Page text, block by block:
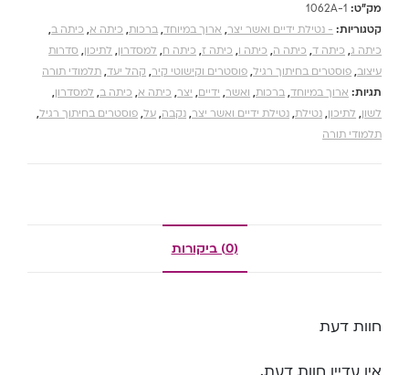
מק"ט: 1062A-1
קטגוריות: - נטילת ידיים ואשר יצר, ארוך במיוחד, ברכות, כיתה א, כיתה ב,
כיתה ג, כיתה ד, כיתה ה, כיתה ו, כיתה ז, כיתה ח, למסדרון, לתיכון, סדרות
עיצוב, פוסטרים בחיתוך רגיל, פוסטרים וקישוטי קיר, קהל יעד, תלמודי תורה
תגיות: ארוך במיוחד, ברכות, ואשר, ידיים, יצר, כיתה א, כיתה ב, למסדרון,
לשון, לתיכון, נטילת, נטילת ידיים ואשר יצר, נקבה, על, פוסטרים בחיתוך רגיל,
תלמודי תורה
(0) ביקורות
חוות דעת